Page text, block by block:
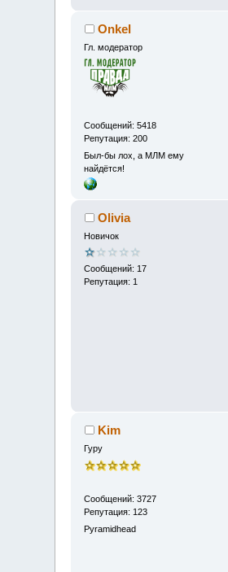
Onkel
Гл. модератор
Сообщений: 5418
Репутация: 200
Был-бы лох, а МЛМ ему
найдётся!
Olivia
Новичок
Сообщений: 17
Репутация: 1
Kim
Гуру
Сообщений: 3727
Репутация: 123
Pyramidhead